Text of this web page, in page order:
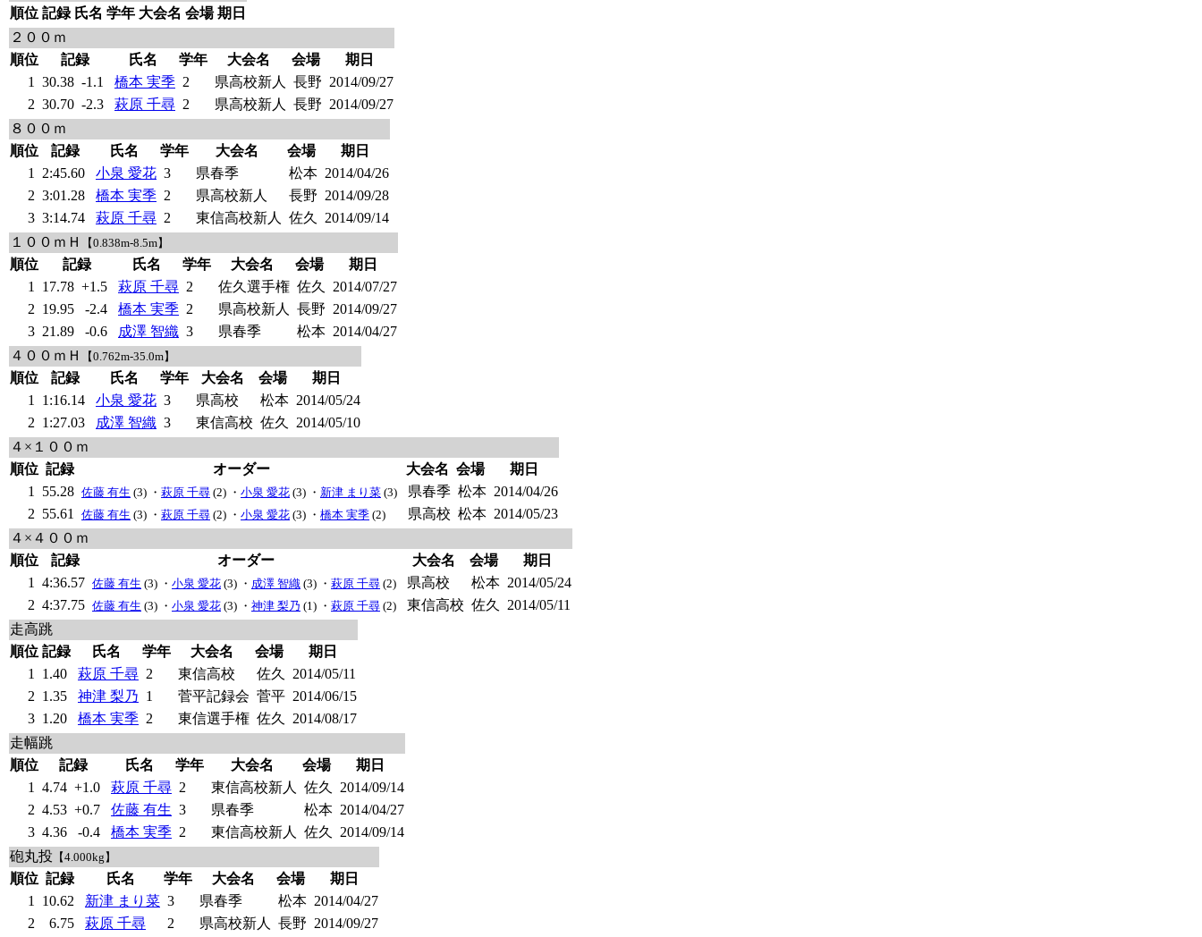
順位 記録 氏名 学年 大会名 会場 期日
２００ｍ
順位
記録 氏名 学年 大会名 会場
期日
1
30.38 -1.1 橋本 実季 2 県高校新人 長野 2014/09/27
2 30.70 -2.3 萩原 千尋 2 県高校新人 長野 2014/09/27
８００ｍ
順位
記録 氏名 学年 大会名 会場
期日
1
2:45.60 小泉 愛花 3 県春季 松本 2014/04/26
2 3:01.28 橋本 実季 2 県高校新人 長野 2014/09/28
3 3:14.74 萩原 千尋 2 東信高校新人 佐久
2014/09/14
１００ｍＨ
【0.838m-8.5m】
順位 記録 氏名 学年 大会名 会場
期日
1
17.78 +1.5 萩原 千尋 2 佐久選手権 佐久
2014/07/27
2 19.95 -2.4 橋本 実季 2 県高校新人 長野 2014/09/27
3 21.89 -0.6 成澤 智織 3 県春季 松本 2014/04/27
４００ｍＨ
【0.762m-35.0m】
順位 記録 氏名 学年 大会名 会場
期日
1
1:16.14 小泉 愛花 3 県高校 松本 2014/05/24
2 1:27.03 成澤 智織 3 東信高校 佐久
2014/05/10
４×１００ｍ
順位 記録 オーダー 大会名 会場
期日
1
55.28 佐藤 有生 (3) ・ 萩原 千尋 (2) ・ 小泉 愛花 (3) ・ 新津 まり菜 (3) 県春季 松本 2014/04/26
2 55.61 佐藤 有生 (3) ・ 萩原 千尋 (2) ・ 小泉 愛花 (3) ・ 橋本 実季 (2) 県高校 松本 2014/05/23
４×４００ｍ
順位
記録 オーダー 大会名 会場
期日
1
4:36.57 佐藤 有生 (3) ・ 小泉 愛花 (3) ・ 成澤 智織 (3) ・ 萩原 千尋 (2) 県高校 松本 2014/05/24
2 4:37.75 佐藤 有生 (3) ・ 小泉 愛花 (3) ・ 神津 梨乃 (1) ・ 萩原 千尋 (2) 東信高校 佐久
2014/05/11
走高跳
順位 記録 氏名 学年 大会名 会場
期日
1
1.40 萩原 千尋 2 東信高校 佐久
2014/05/11
2 1.35 神津 梨乃 1 菅平記録会 菅平 2014/06/15
3 1.20 橋本 実季 2 東信選手権 佐久
2014/08/17
走幅跳
順位
記録 氏名 学年 大会名 会場
期日
1
4.74 +1.0 萩原 千尋 2 東信高校新人 佐久
2014/09/14
2 4.53 +0.7 佐藤 有生 3 県春季 松本 2014/04/27
3 4.36 -0.4 橋本 実季 2 東信高校新人 佐久
2014/09/14
砲丸投 【4.000kg】
順位 記録 氏名 学年 大会名 会場
期日
1
10.62 新津 まり菜 3 県春季 松本 2014/04/27
2
6.75 萩原 千尋 2 県高校新人 長野 2014/09/27